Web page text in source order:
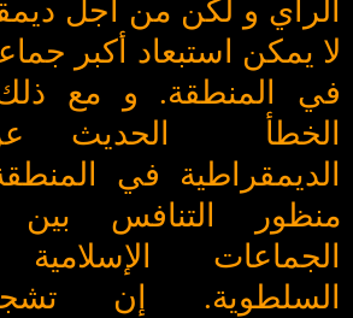
الرأي و لكن من أجل
لا يمكن استبعاد أكبر
الخطأ الحديث
الديمقراطية في
منظور التنافس بين
الجماعات
السلطوية. إن